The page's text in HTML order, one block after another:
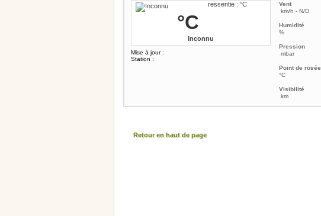
°C
ressentie : °C
Inconnu
Mise à jour :
Station :
Vent
km/h - N/D
Humidité
%
Pression
mbar
Point de rosée
°C
Visibilité
km
Retour en haut de page